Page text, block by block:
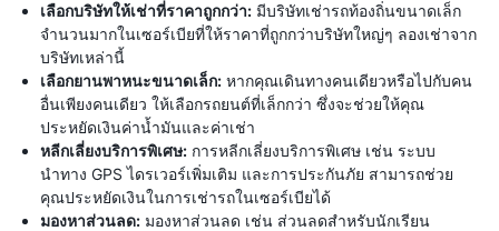
เลือกบริษัทให้เช่าที่ราคาถูกกว่า: มีบริษัทเช่ารถท้องถิ่นขนาดเล็ก
จำนวนมากในเซอร์เบียที่ให้ราคาที่ถูกกว่าบริษัทใหญ่ๆ ลองเช่าจาก
บริษัทเหล่านี้
เลือกยานพาหนะขนาดเล็ก: หากคุณเดินทางคนเดียวหรือไปกับคน
อื่นเพียงคนเดียว ให้เลือกรถยนต์ที่เล็กกว่า ซึ่งจะช่วยให้คุณ
ประหยัดเงินค่าน้ำมันและค่าเช่า
หลีกเลี่ยงบริการพิเศษ: การหลีกเลี่ยงบริการพิเศษ เช่น ระบบ
นำทาง GPS ไดรเวอร์เพิ่มเติม และการประกันภัย สามารถช่วย
คุณประหยัดเงินในการเช่ารถในเซอร์เบียได้
มองหาส่วนลด: มองหาส่วนลด เช่น ส่วนลดสำหรับนักเรียน